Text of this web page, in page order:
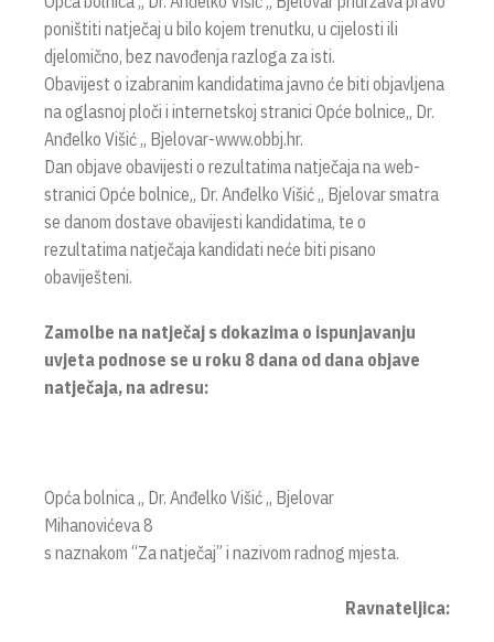
poništiti natječaj u bilo kojem trenutku, u cijelosti ili
djelomično, bez navođenja razloga za isti.
Obavijest o izabranim kandidatima javno će biti objavljena
na oglasnoj ploči i internetskoj stranici Opće bolnice„ Dr.
Anđelko Višić „ Bjelovar-www.obbj.hr.
Dan objave obavijesti o rezultatima natječaja na web-
stranici Opće bolnice„ Dr. Anđelko Višić „ Bjelovar smatra
se danom dostave obavijesti kandidatima, te o
rezultatima natječaja kandidati neće biti pisano
obaviješteni.
Zamolbe na natječaj s dokazima o ispunjavanju
uvjeta podnose se u roku 8 dana od dana objave
natječaja, na adresu:
Opća bolnica „ Dr. Anđelko Višić „ Bjelovar
Mihanovićeva 8
s naznakom “Za natječaj” i nazivom radnog mjesta.
Ravnateljica: